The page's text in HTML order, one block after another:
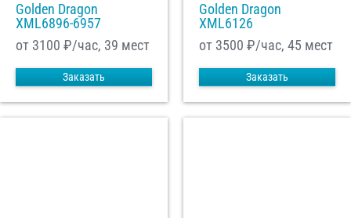
Golden Dragon
XML6896-6957
от 3100 ₽/час, 39 мест
Заказать
Golden Dragon
XML6126
от 3500 ₽/час, 45 мест
Заказать